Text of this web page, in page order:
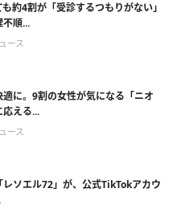
約4割が「受診するつもりがない」
不順...
ース
に。9割の女性が気になる「ニオ
応える...
ース
レソエル72」が、公式TikTokアカウ